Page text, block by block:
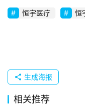
创
企
牌
发
布
恒宇医疗 恒
生成海报
相关推荐